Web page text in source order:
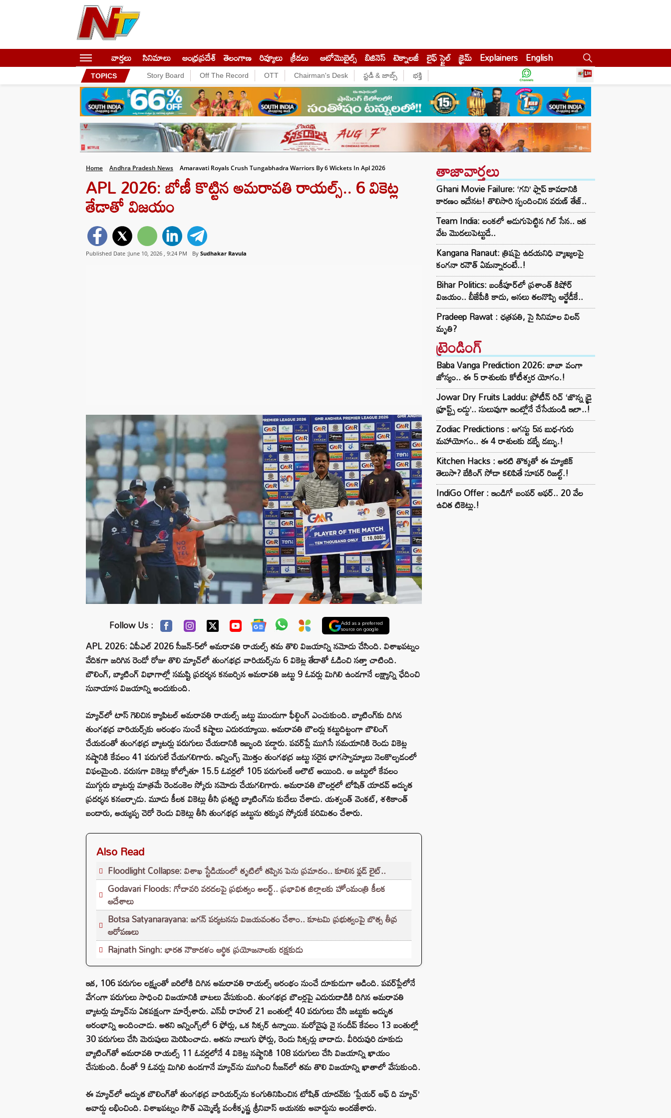
వార్తలు సినిమాలు ఆంధ్రప్రదేశ్ తెలంగాణ రివ్యూలు క్రీడలు ఆటోమొబైల్స్ బిజినెస్‌ టెక్నాలజీ లైఫ్ స్టైల్ క్రైమ్ Explainers English
TOPICS Story Board Off The Record OTT Chairman's Desk స్టడీ & జాబ్స్ భక్తి
Home Andhra Pradesh News Amaravati Royals Crush Tungabhadra Warriors By 6 Wickets In Apl 2026
APL 2026: బోణీ కొట్టిన అమరావతి రాయల్స్.. 6 వికెట్ల
తేడాతో విజయం
Published Date :June 10, 2026 , 9:24 PM By Sudhakar Ravula
Follow Us : Add as a preferred
source on google
APL 2026: ఏపీఎల్ 2026 సీజన్-5లో అమరావతి రాయల్స్ తమ తొలి విజయాన్ని నమోదు చేసింది. విశాఖపట్నం
వేదికగా జరిగిన రెండో రోజు తొలి మ్యాచ్‌లో తుంగభద్ర వారియర్స్‌ను 6 వికెట్ల తేడాతో ఓడించి సత్తా చాటింది.
బౌలింగ్, బ్యాటింగ్ విభాగాల్లో సమష్టి ప్రదర్శన కనబర్చిన అమరావతి జట్టు 9 ఓవర్లు మిగిలి ఉండగానే లక్ష్యాన్ని ఛేదించి
సునాయాస విజయాన్ని అందుకుంది.
మ్యాచ్‌లో టాస్ గెలిచిన క్యాపిటల్ అమరావతి రాయల్స్ జట్టు ముందుగా ఫీల్డింగ్ ఎంచుకుంది. బ్యాటింగ్‌కు దిగిన
తుంగభద్ర వారియర్స్‌కు ఆరంభం నుంచే కష్టాలు ఎదురయ్యాయి. అమరావతి బౌలర్లు కట్టుదిట్టంగా బౌలింగ్
చేయడంతో తుంగభద్ర బ్యాటర్లు పరుగులు చేయడానికి ఇబ్బంది పడ్డారు. పవర్‌ప్లే ముగిసే సమయానికి రెండు వికెట్ల
నష్టానికి కేవలం 41 పరుగులే చేయగలిగారు. ఇన్నింగ్స్ మొత్తం తుంగభద్ర జట్టు సరైన భాగస్వామ్యాలు నెలకొల్పడంలో
విఫలమైంది. వరుసగా వికెట్లు కోల్పోతూ 15.5 ఓవర్లలో 105 పరుగులకే ఆలౌట్ అయింది. ఆ జట్టులో కేవలం
ముగ్గురు బ్యాటర్లు మాత్రమే రెండంకెల స్కోరు నమోదు చేయగలిగారు. అమరావతి బౌలర్లలో టోషిత్ యాదవ్ అద్భుత
ప్రదర్శన కనబర్చాడు. మూడు కీలక వికెట్లు తీసి ప్రత్యర్థి బ్యాటింగ్‌ను కుదేలు చేశాడు. యశ్వంత్ వెంకట్, శశికాంత్
బండారు, అయ్యప్ప చెరో రెండు వికెట్లు తీసి తుంగభద్ర జట్టును తక్కువ స్కోరుకే పరిమితం చేశారు.
Also Read
Floodlight Collapse: విశాఖ స్టేడియంలో తృటిలో తప్పిన పెను ప్రమాదం.. కూలిన ఫ్లడ్ లైట్..
Godavari Floods: గోదావరి వరదలపై ప్రభుత్వం అలర్ట్.. ప్రభావిత జిల్లాలకు హోంమంత్రి కీలక
ఆదేశాలు
Botsa Satyanarayana: జగన్ పర్యటనను విజయవంతం చేశాం.. కూటమి ప్రభుత్వంపై బొత్స తీవ్ర
ఆరోపణలు
Rajnath Singh: భారత నౌకాదళం ఆర్థిక ప్రయోజనాలకు రక్షకుడు
ఇక, 106 పరుగుల లక్ష్యంతో బరిలోకి దిగిన అమరావతి రాయల్స్ ఆరంభం నుంచే దూకుడుగా ఆడింది. పవర్‌ప్లేలోనే
వేగంగా పరుగులు సాధించి విజయానికి బాటలు వేసుకుంది. తుంగభద్ర బౌలర్లపై ఎదురుదాడికి దిగిన అమరావతి
బ్యాటర్లు మ్యాచ్‌ను ఏకపక్షంగా మార్చేశారు. ఎస్‌వీ రాహుల్ 21 బంతుల్లో 40 పరుగులు చేసి జట్టుకు అద్భుత
ఆరంభాన్ని అందించాడు. అతని ఇన్నింగ్స్‌లో 6 ఫోర్లు, ఒక సిక్సర్ ఉన్నాయి. మరోవైపు వై సందీప్ కేవలం 13 బంతుల్లో
30 పరుగులు చేసి మెరుపులు మెరిపించాడు. అతను నాలుగు ఫోర్లు, రెండు సిక్సర్లు బాదాడు. వీరిరువురి దూకుడు
బ్యాటింగ్‌తో అమరావతి రాయల్స్ 11 ఓవర్లలోనే 4 వికెట్ల నష్టానికి 108 పరుగులు చేసి విజయాన్ని ఖాయం
చేసుకుంది. దీంతో 9 ఓవర్లు మిగిలి ఉండగానే మ్యాచ్‌ను ముగించి సీజన్‌లో తమ తొలి విజయాన్ని ఖాతాలో వేసుకుంది.
ఈ మ్యాచ్‌లో అద్భుత బౌలింగ్‌తో తుంగభద్ర వారియర్స్‌ను కంగుతినిపించిన టోషిత్ యాదవ్‌కు ‘ప్లేయర్ ఆఫ్ ది మ్యాచ్’
అవార్డు లభించింది. విశాఖపట్నం సౌత్ ఎమ్మెల్యే వంశీకృష్ణ శ్రీనివాస్ ఆయనకు అవార్డును అందజేశారు.
తాజావార్తలు
Ghani Movie Failure: ‘గని’ ఫ్లాప్‌ కావడానికి
కారణం ఇదేనట! తొలిసారి స్పందించిన వరుణ్ తేజ్..
Team India: లంకలో అడుగుపెట్టిన గిల్ సేన.. ఇక
వేట మొదలుపెట్టుడే..
Kangana Ranaut: త్రిషపై ఉదయనిధి వ్యాఖ్యలపై
కంగనా రనౌత్ ఏమన్నారంటే..!
Bihar Politics: బంకీపూర్‌లో ప్రశాంత్ కిషోర్
విజయం.. బీజేపీకి కాదు, అసలు తలనొప్పి ఆర్జేడీకే..
Pradeep Rawat : ఛత్రపతి, సై సినిమాల విలన్
మృతి?
ట్రెండింగ్‌
Baba Vanga Prediction 2026: బాబా వంగా
జోస్యం.. ఈ 5 రాశులకు కోటీశ్వర యోగం.!
Jowar Dry Fruits Laddu: ప్రోటీన్ రిచ్ ‘జొన్న డ్రై
ఫ్రూప్ట్స్ లడ్డు’.. సులువుగా ఇంట్లోనే చేసేయండి ఇలా..!
Zodiac Predictions : ఆగస్టు 5న బుధ-గురు
మహాయోగం.. ఈ 4 రాశులకు డబ్బే డబ్బు.!
Kitchen Hacks : అరటి తొక్కతో ఈ మ్యాజిక్
తెలుసా? బేకింగ్ సోడా కలిపితే సూపర్ రిజల్ట్.!
IndiGo Offer : ఇండిగో బంపర్ ఆఫర్.. 20 వేల
ఉచిత టికెట్లు.!